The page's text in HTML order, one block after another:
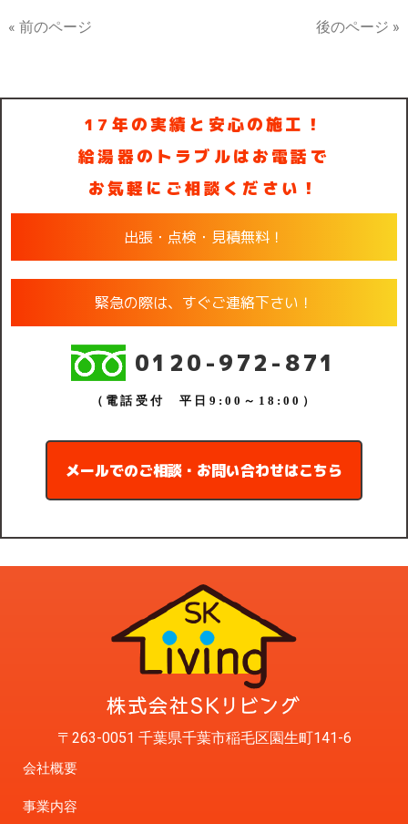
« 前のページ 後のページ »
17年の実績と安心の施工！
給湯器のトラブルはお電話で
お気軽にご相談ください！
出張・点検・見積無料！
緊急の際は、すぐご連絡下さい！
0120-972-871
（電話受付 平日9:00～18:00）
メールでのご相談・お問い合わせはこちら
〒263-0051 千葉県千葉市稲毛区園生町141-6
会社概要
事業内容